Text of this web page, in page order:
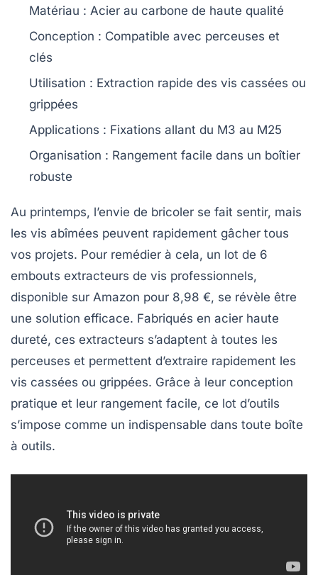
Matériau : Acier au carbone de haute qualité
Conception : Compatible avec perceuses et
clés
Utilisation : Extraction rapide des vis cassées ou
grippées
Applications : Fixations allant du M3 au M25
Organisation : Rangement facile dans un boîtier
robuste
Au printemps, l’envie de bricoler se fait sentir, mais
les vis abîmées peuvent rapidement gâcher tous
vos projets. Pour remédier à cela, un lot de 6
embouts extracteurs de vis professionnels,
disponible sur Amazon pour 8,98 €, se révèle être
une solution efficace. Fabriqués en acier haute
dureté, ces extracteurs s’adaptent à toutes les
perceuses et permettent d’extraire rapidement les
vis cassées ou grippées. Grâce à leur conception
pratique et leur rangement facile, ce lot d’outils
s’impose comme un indispensable dans toute boîte
à outils.